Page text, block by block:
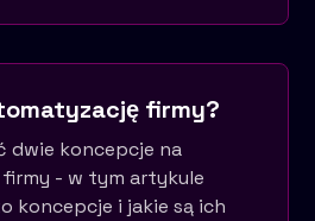
firmy?
dwie koncepcje na
- w tym artykule
koncepcje i jakie są ich